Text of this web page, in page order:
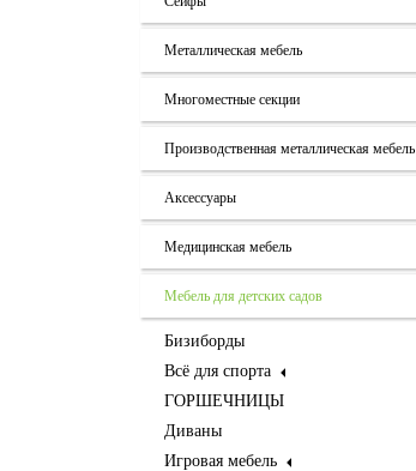
Металлическая мебель
Многоместные секции
Производственная металлическая мебель
Аксессуары
Медицинская мебель
Мебель для детских садов
Бизиборды
Всё для спорта
ГОРШЕЧНИЦЫ
Диваны
Игровая мебель